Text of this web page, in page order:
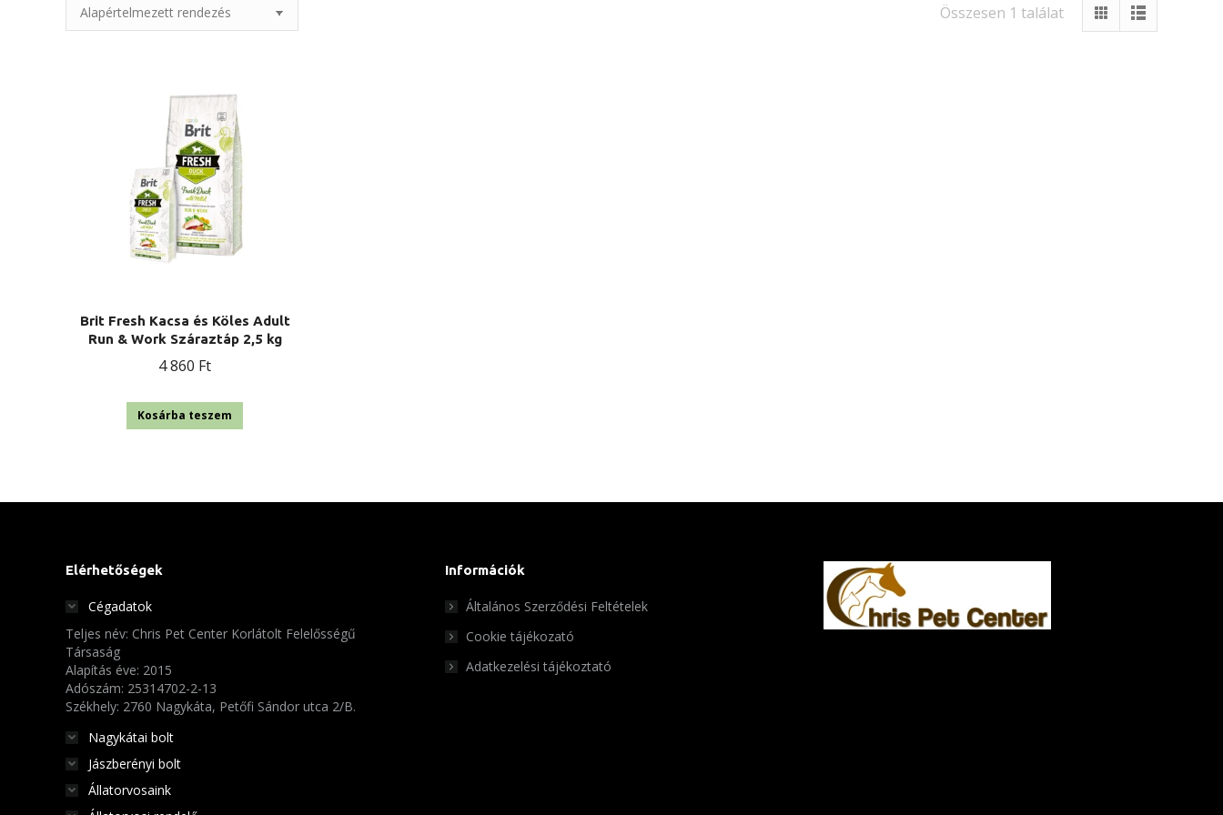
Összesen 1 találat
Brit Fresh Kacsa és Köles Adult
Run & Work Száraztáp 2,5 kg
4 860 Ft
Kosárba teszem
Elérhetőségek
Cégadatok
Teljes név: Chris Pet Center Korlátolt Felelősségű
Társaság
Alapítás éve: 2015
Adószám: 25314702-2-13
Székhely: 2760 Nagykáta, Petőfi Sándor utca 2/B.
Nagykátai bolt
Jászberényi bolt
Állatorvosaink
Információk
Általános Szerződési Feltételek
Cookie tájékozató
Adatkezelési tájékoztató